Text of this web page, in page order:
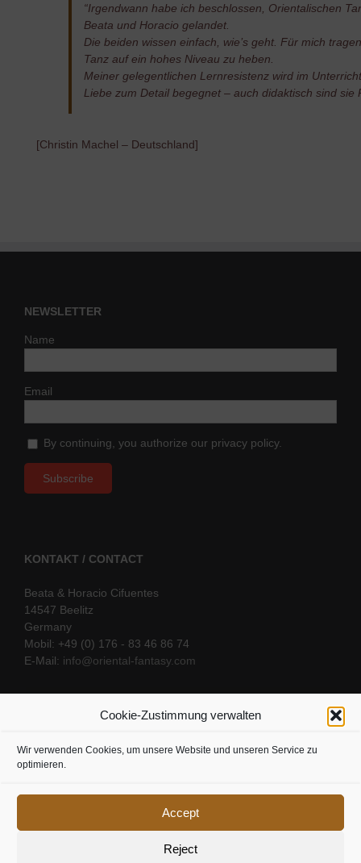
Cookie-Zustimmung verwalten
Wir verwenden Cookies, um unsere Website und unseren Service zu
optimieren.
Accept
Reject
“Irgendwann habe ich beschlossen, Orientalischen
Beata und Horacio gelandet.
Die beiden wissen einfach, wie’s geht. Für mich
Tanz auf ein hohes Niveau zu heben.
Meiner gelegentlichen Lernresistenz wird im
Liebe zum Detail begegnet – auch didaktisch sind sie
[Christin Machel – Deutschland]
NEWSLETTER
Name
Email
By continuing, you authorize our privacy policy.
KONTAKT / CONTACT
Beata & Horacio Cifuentes
14547 Beelitz
Germany
Mobil: +49 (0) 176 - 83 46 86 74
E-Mail: info@oriental-fantasy.com